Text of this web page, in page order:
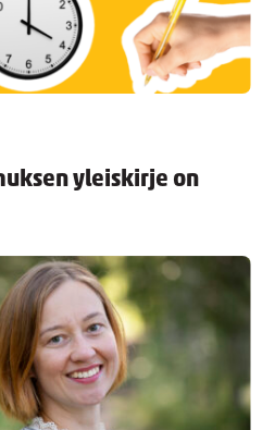
yleiskirje on